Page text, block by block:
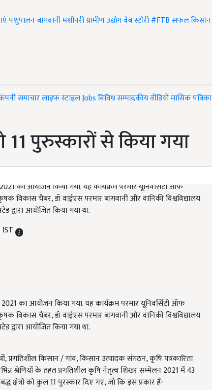
पशुपालनबागवानीमशीनरीग्रामीण उद्योगवेब स्टोरी#FTBसफल किसान
समाचारलाइफ स्टाइलJobsविविधसम्पादकीयवीडियोमासिक पत्रिका
11 पुरुस्कारों से किया गया
का आयोजन किया गया. यह कार्यक्रम परमार यूनिवर्सिटी ऑफ
विकास चैंबर, डॉ वाईएस परमार बागवानी और वानिकी विश्वविद्यालय
आयोजित किया गया था.
का आयोजन किया गया. यह कार्यक्रम परमार यूनिवर्सिटी ऑफ
विकास चैंबर, डॉ वाईएस परमार बागवानी और वानिकी विश्वविद्यालय
आयोजित किया गया था.
प्रगतिशील किसान / गांव, किसान उत्पादक संगठन, कृषि पत्रकारिता
श्रेणियों के तहत प्रगतिशील कृषि नेतृत्व शिखर सम्मेलन 2021 में 43
क्षेत्रों को कुल 11 पुरस्कार दिए गए, जो कि इस प्रकार हैं-